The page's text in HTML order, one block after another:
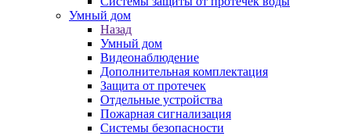
Умный дом
Назад
Умный дом
Видеонаблюдение
Дополнительная комплектация
Защита от протечек
Отдельные устройства
Пожарная сигнализация
Системы безопасности